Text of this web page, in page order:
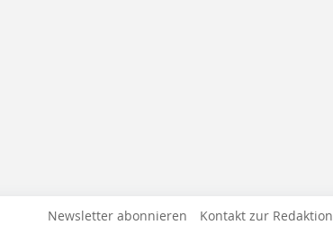
Newsletter abonnieren Kontakt zur Redaktion